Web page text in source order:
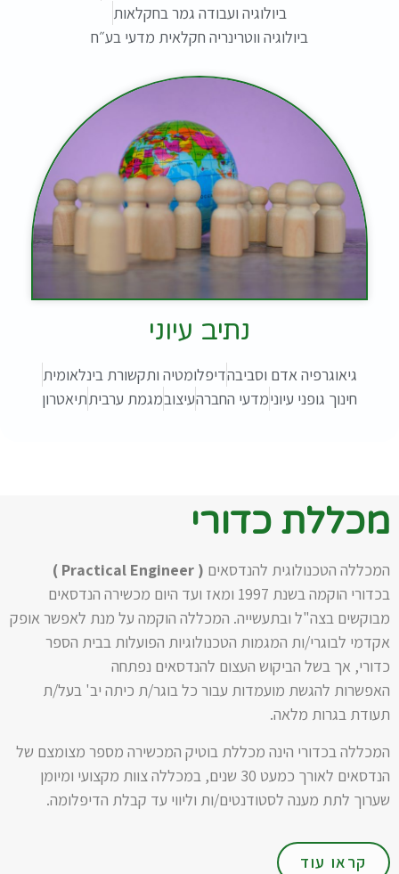
ביולוגיה ועבודה גמר בחקלאות
ביולוגיה ווטרינריה חקלאית מדעי בע״ח
נתיב עיוני
גיאוגרפיה אדם וסביבהדיפלומטיה ותקשורת בינלאומית
חינוך גופני עיונימדעי החברהעיצובמגמת ערביתתיאטרון
מכללת כדורי
המכללה הטכנולוגית להנדסאים ( Practical Engineer )
בכדורי הוקמה בשנת 1997 ומאז ועד היום
מכשירה הנדסאים
מבוקשים בצה"ל ובתעשייה. המכללה הוקמה על מנת לאפשר אופק
אקדמי לבוגרי/ות המגמות הטכנולוגיות הפועלות בבית הספר
כדורי, אך בשל הביקוש העצום להנדסאים נפתחה
האפשרות להגשת מועמדות עבור כל בוגר/ת כיתה יב' בעל/ת
תעודת בגרות מלאה.
המכללה בכדורי הינה מכללת בוטיק המכשירה מספר מצומצם של
הנדסאים לאורך כמעט 30 שנים,
במכללה צוות מקצועי ומיומן
שערוך לתת מענה לסטודנטים/ות וליווי עד קבלת הדיפלומה.
קראו עוד